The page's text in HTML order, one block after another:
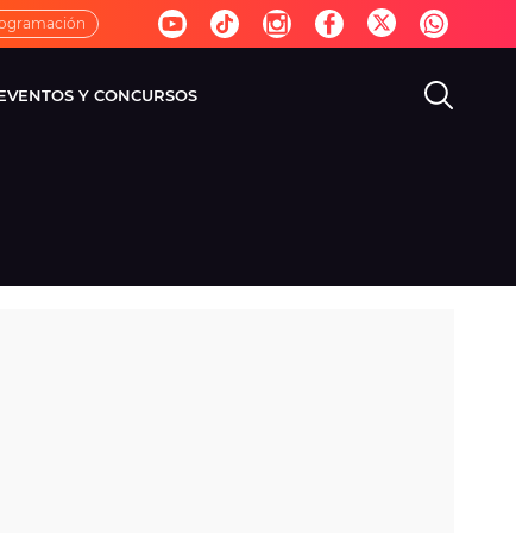
Y CONCURSOS